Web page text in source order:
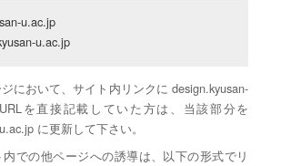
u.ac.jp
u.ac.jp
において、サイト内リンクに design.kyusan-
を直接記載していた方は、当該部分を
に更新して下さい。
での他ページへの誘導は、以下の形式でリ